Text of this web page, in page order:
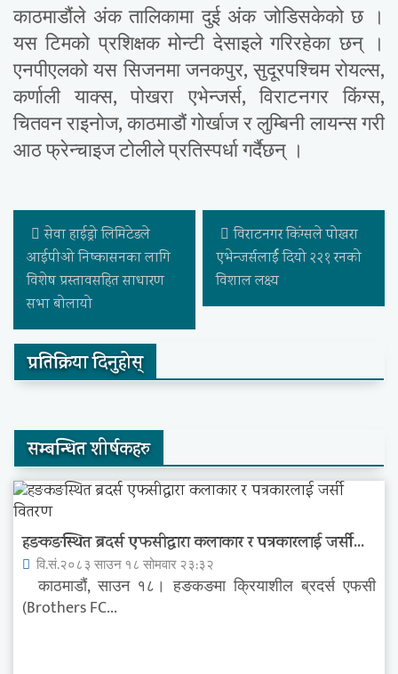
काठमाडौंले अंक तालिकामा दुई अंक जोडिसकेको छ ।
यस टिमको प्रशिक्षक मोन्टी देसाइले गरिरहेका छन् ।
एनपीएलको यस सिजनमा जनकपुर, सुदूरपश्चिम रोयल्स,
कर्णाली याक्स, पोखरा एभेन्जर्स, विराटनगर किंग्स,
चितवन राइनोज, काठमाडौं गोर्खाज र लुम्बिनी लायन्स गरी
आठ फ्रेन्चाइज टोलीले प्रतिस्पर्धा गर्दैछन् ।
सेवा हाईड्रो लिमिटेडले
आईपीओ निष्कासनका लागि
विशेष प्रस्तावसहित साधारण
सभा बोलायो
विराटनगर किंग्सले पोखरा
एभेन्जर्सलार्ई दियो २२१ रनको
विशाल लक्ष्य
प्रतिक्रिया दिनुहोस्
सम्बन्धित शीर्षकहरु
हङकङस्थित ब्रदर्स एफसीद्वारा कलाकार र पत्रकारलाई जर्सी...
वि.सं.२०८३ साउन १८ सोमवार २३:३२
काठमाडौं, साउन १८। हङकङमा क्रियाशील ब्रदर्स एफसी
(Brothers FC...